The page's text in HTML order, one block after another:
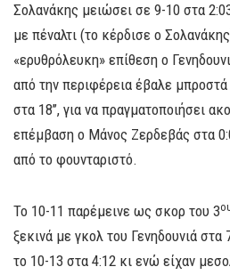
Σολανάκης μειώσει σε 9-10 στα
με πέναλτι (το κέρδισε ο
«ερυθρόλευκη» επίθεση ο
από την περιφέρεια έβαλε
στα 18’’, για να πραγματοποιήσει
επέμβαση ο Μάνος Ζερδεβάς στα
από το φουνταριστό.
Το 10-11 παρέμεινε ως σκορ του 3
ξεκινά με γκολ του Γενηδουνιά στα
το 10-13 στα 4:12 κι ενώ είχαν